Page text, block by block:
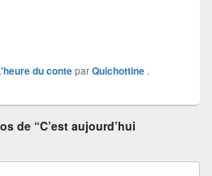
du conteparQuichottine .
de “C’est aujourd’hui